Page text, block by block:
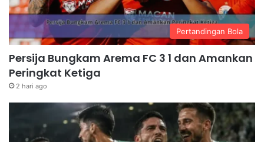
Pertandingan Bola
Persija Bungkam Arema FC 3 1 dan Amankan
Peringkat Ketiga
2 hari ago